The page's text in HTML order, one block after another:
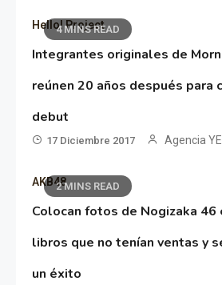
4 MINS READ
Hello! Project
Integrantes originales de
reúnen 20 años después para
debut
17 Diciembre 2017 Agencia
2 MINS READ
AKB48
Colocan fotos de Nogizaka 46
libros que no tenían ventas y
un éxito